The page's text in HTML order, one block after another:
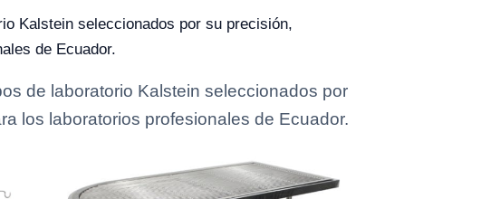
Kalstein seleccionados por su precisión,
de Ecuador.
de laboratorio Kalstein seleccionados por
los laboratorios profesionales de Ecuador.